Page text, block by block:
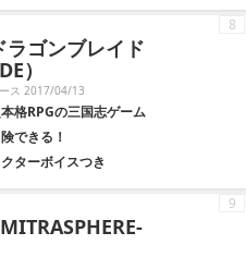
ラゴンブレイド
）
ス 2017/04/13
格RPGの三国志ゲーム
できる！
ターボイスつき
8
9